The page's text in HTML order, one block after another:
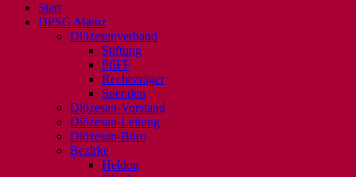
Start
DPSG Mainz
Diözesanverband
Stiftung
PfiFF
Rechtsträger
Spenden
Diözesan-Vorstand
Diözesan-Leitung
Diözesan-Büro
Bezirke
Heldon